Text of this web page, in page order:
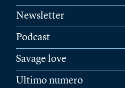
Newsletter
Podcast
Savage love
Ultimo numero